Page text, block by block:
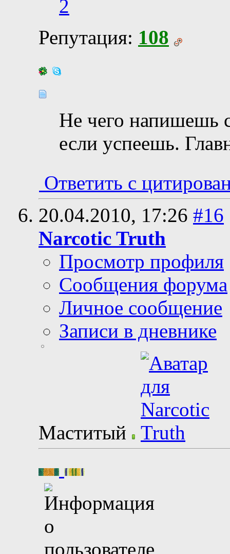
2
Репутация: 108
Не чего напишешь
если успеешь.
Ответить с
20.04.2010, 17:26 #16
Narcotic Truth
Просмотр профиля
Сообщения форума
Личное сообщение
Записи в дневнике
Маститый